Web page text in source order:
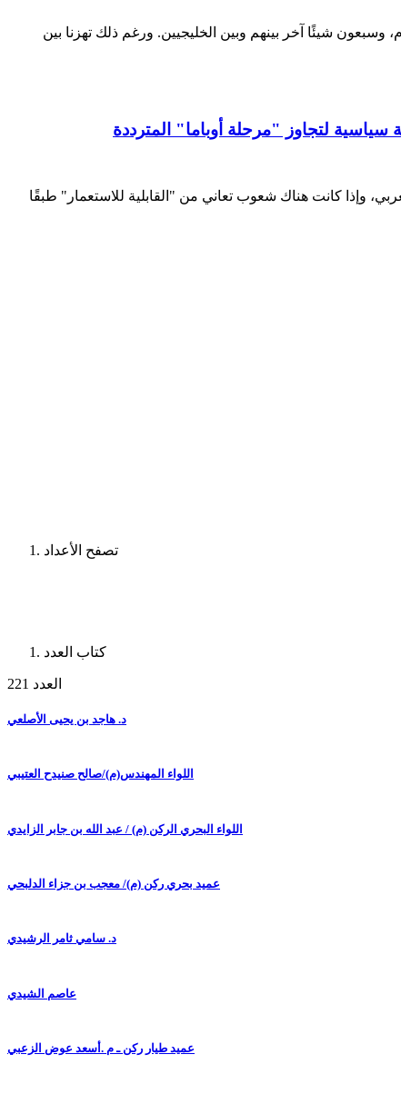
الدكتور ظافر محمد العجمي المدير التنفيذي لمجموعة مراقبة الخليج سبعون عامًا تفصل بين الفلسطينيين وبين حرب النكبة عام 1948م، وسبعون شيئًا آخر بينهم وبين الخليجيين. ورغم ذلك تهزنا بين
سياسية لتجاوز "مرحلة أوباما" المترددة
وإذا كانت هناك شعوب تعاني من "القابلية للاستعمار" طبقًا
تصفح الأعداد
كتاب العدد
العدد 221
د. هاجد بن يحيى الأصلعي
اللواء المهندس(م)/صالح صنيدح العتيبي
اللواء البحري الركن (م) / عبد الله بن جابر الزايدي
عميد بحري ركن (م)/ معجب بن جزاء الدلبحي
د. سامي ثامر الرشيدي
عاصم الشيدي
عميد طيار ركن ـ م .أسعد عوض الزعبي